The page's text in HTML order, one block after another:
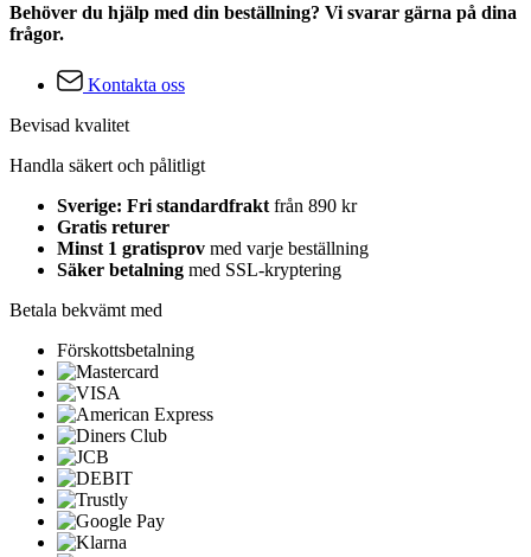
Behöver du hjälp med din beställning? Vi svarar gärna på dina
frågor.
Kontakta oss
Bevisad kvalitet
Handla säkert och pålitligt
Sverige: Fri standardfrakt från 890 kr
Gratis returer
Minst 1 gratisprov med varje beställning
Säker betalning med SSL-kryptering
Betala bekvämt med
Förskottsbetalning